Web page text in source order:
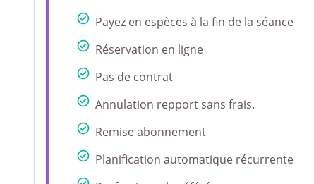
Payez en espèces à la fin de la séance
Réservation en ligne
Pas de contrat
Annulation repport sans frais.
Remise abonnement
Planification automatique récurrente